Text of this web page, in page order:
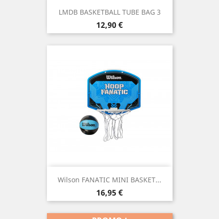
LMDB BASKETBALL TUBE BAG 3
Prix
12,90 €
Wilson FANATIC MINI BASKET...
Prix
16,95 €